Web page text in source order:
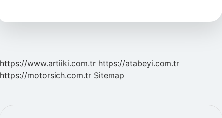
https://www.artiiki.com.tr https://atabeyi.com.tr
https://motorsich.com.tr Sitemap